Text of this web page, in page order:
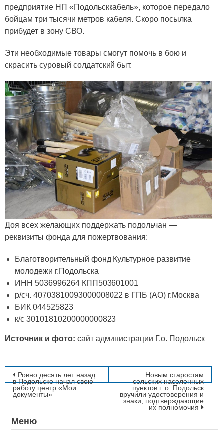
предприятие НП «Подольсккабель», которое передало
бойцам три тысячи метров кабеля. Скоро посылка
прибудет в зону СВО.
Эти необходимые товары смогут помочь в бою и
скрасить суровый солдатский быт.
Доя всех желающих поддержать подольчан —
реквизиты фонда для пожертвования:
Благотворительный фонд Культурное развитие
молодежи г.Подольска
ИНН 5036996264 КПП503601001
р/сч. 40703810093000008022 в ГПБ (АО) г.Москва
БИК 044525823
к/с 30101810200000000823
Источник и фото: сайт администрации Г.о. Подольск
Навигация
по
записям
Ровно десять лет назад
в Подольске начал свою
работу центр «Мои
документы»
Новым старостам
сельских населенных
пунктов г. о. Подольск
вручили удостоверения и
знаки, подтверждающие
их полномочия
Меню